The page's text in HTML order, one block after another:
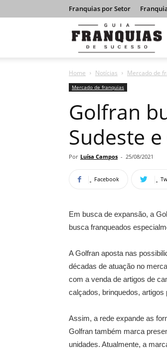
Franquias por Setor
Home Notícias Mercado de
Mercado de franquias
Golfran
Sudeste
Por Luísa Campos - 25/08/2021
Facebook
Em busca de expansão, a
busca franqueados
A Golfran aposta nas
décadas de atuação no
com a venda de artigos de
calçados, brinquedos,
Assim, a rede expande as
Golfran também marca
unidades. Atualmente, a